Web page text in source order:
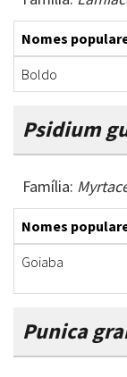
Nomes
Boldo
Psidium
Família:
Nomes
Goiaba
Punica